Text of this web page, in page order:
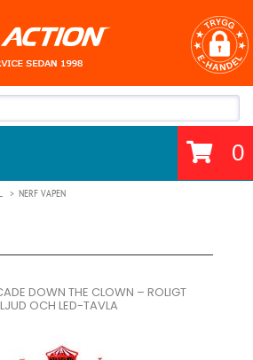
0
NERF VAPEN
DOWN THE CLOWN – ROLIGT
OCH LED-TAVLA